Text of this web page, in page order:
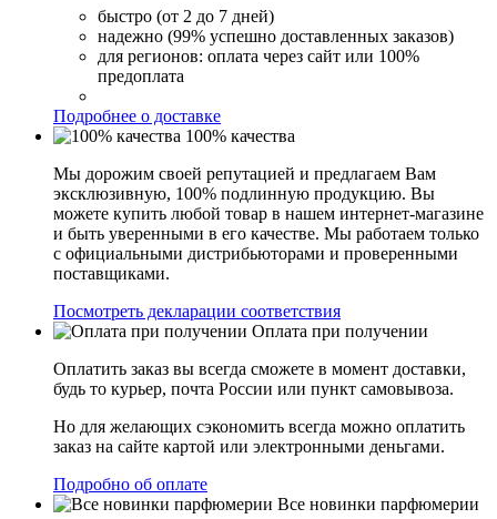
быстро (от 2 до 7 дней)
надежно (99% успешно доставленных заказов)
для регионов: оплата через сайт или 100%
предоплата
Подробнее о доставке
100% качества
Мы дорожим своей репутацией и предлагаем Вам
эксклюзивную, 100% подлинную продукцию. Вы
можете купить любой товар в нашем интернет-магазине
и быть уверенными в его качестве. Мы работаем только
с официальными дистрибьюторами и проверенными
поставщиками.
Посмотреть декларации соответствия
Оплата при получении
Оплатить заказ вы всегда сможете в момент доставки,
будь то курьер, почта России или пункт самовывоза.
Но для желающих сэкономить всегда можно оплатить
заказ на сайте картой или электронными деньгами.
Подробно об оплате
Все новинки парфюмерии